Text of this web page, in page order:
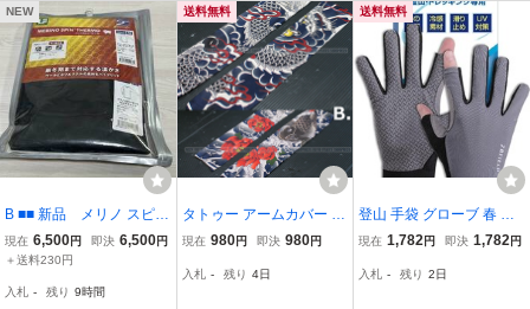
イン/ジムニー
NEW
B ■■ 新品 メリノ スピン
サーモ ロングスリー
ブ 男性用【M】メン
■■ Z10.11
現在 6,500円 即決 6,500円
＋送料230円
入札 - 残り 9時間
送料無料
タトゥー アームカバー 刺
青 アーム スリーブ 1枚 和
転防止 紫外線対策 メンズ
現在 980円 即決 980円
入札 - 残り 4日
送料無料
登山 手袋 グローブ 春 夏
秋 トレッキンググローブ
現在 1,782 円 即決 1,782 円
入札 - 残り 2日